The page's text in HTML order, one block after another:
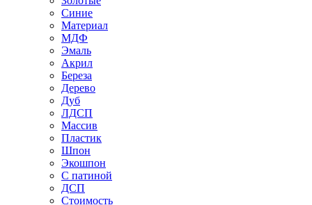
Синие
Материал
МДФ
Эмаль
Акрил
Береза
Дерево
Дуб
ЛДСП
Массив
Пластик
Шпон
Экошпон
С патиной
ДСП
Стоимость